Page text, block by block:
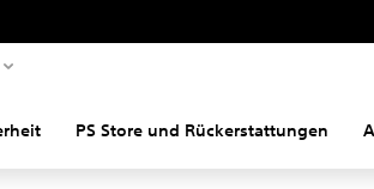
PS Store und Rückerstattungen